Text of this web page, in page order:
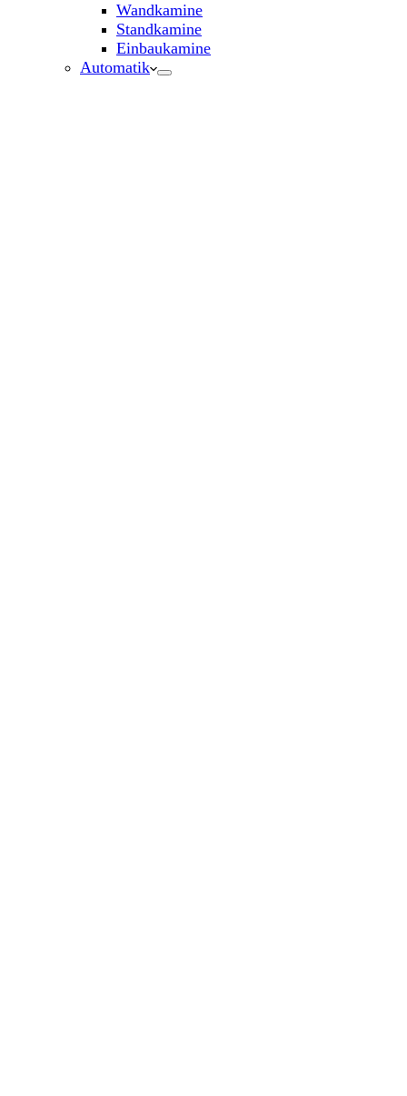
Wandkamine
Standkamine
Einbaukamine
Automatik